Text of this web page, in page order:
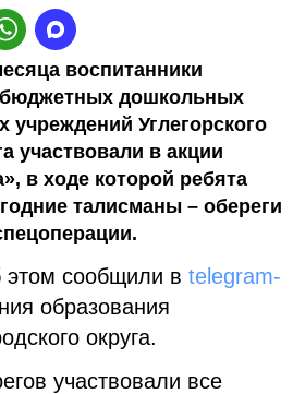
воспитанники
дошкольных
учреждений Углегорского
участвовали в акции
в ходе которой ребята
талисманы – обереги
сообщили в telegram-
образования
округа.
участвовали все